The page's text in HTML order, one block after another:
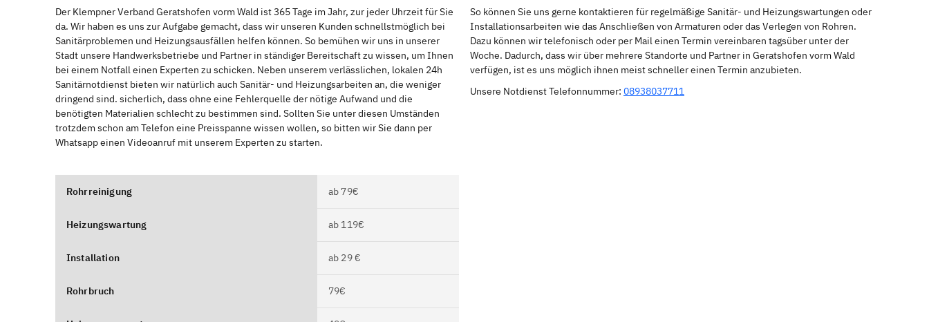
Der Klempner Verband Geratshofen vorm Wald ist 365 Tage im Jahr, zur jeder Uhrzeit für Sie
da. Wir haben es uns zur Aufgabe gemacht, dass wir unseren Kunden schnellstmöglich bei
Sanitärproblemen und Heizungsausfällen helfen können. So bemühen wir uns in unserer
Stadt unsere Handwerksbetriebe und Partner in ständiger Bereitschaft zu wissen, um Ihnen
bei einem Notfall einen Experten zu schicken. Neben unserem verlässlichen, lokalen 24h
Sanitärnotdienst bieten wir natürlich auch Sanitär- und Heizungsarbeiten an, die weniger
dringend sind. sicherlich, dass ohne eine Fehlerquelle der nötige Aufwand und die
benötigten Materialien schlecht zu bestimmen sind. Sollten Sie unter diesen Umständen
trotzdem schon am Telefon eine Preisspanne wissen wollen, so bitten wir Sie dann per
Whatsapp einen Videoanruf mit unserem Experten zu starten.
So können Sie uns gerne kontaktieren für regelmäßige Sanitär- und Heizungswartungen oder
Installationsarbeiten wie das Anschließen von Armaturen oder das Verlegen von Rohren.
Dazu können wir telefonisch oder per Mail einen Termin vereinbaren tagsüber unter der
Woche. Dadurch, dass wir über mehrere Standorte und Partner in Geratshofen vorm Wald
verfügen, ist es uns möglich ihnen meist schneller einen Termin anzubieten.
Unsere Notdienst Telefonnummer: 08938037711
Rohrreinigung ab 79€
Heizungswartung ab 119€
Installation ab 29 €
Rohrbruch 79€